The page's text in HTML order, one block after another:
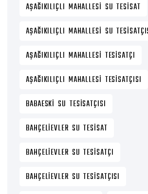
AŞAĞIKILIÇLI MAHALLESI SU TESISAT
AŞAĞIKILIÇLI MAHALLESI SU
AŞAĞIKILIÇLI MAHALLESI TESISATÇI
AŞAĞIKILIÇLI MAHALLESI TESISATÇISI
BABAESKI SU TESISATÇISI
BAHÇELIEVLER SU TESISAT
BAHÇELIEVLER SU TESISATÇI
BAHÇELIEVLER SU TESISATÇISI